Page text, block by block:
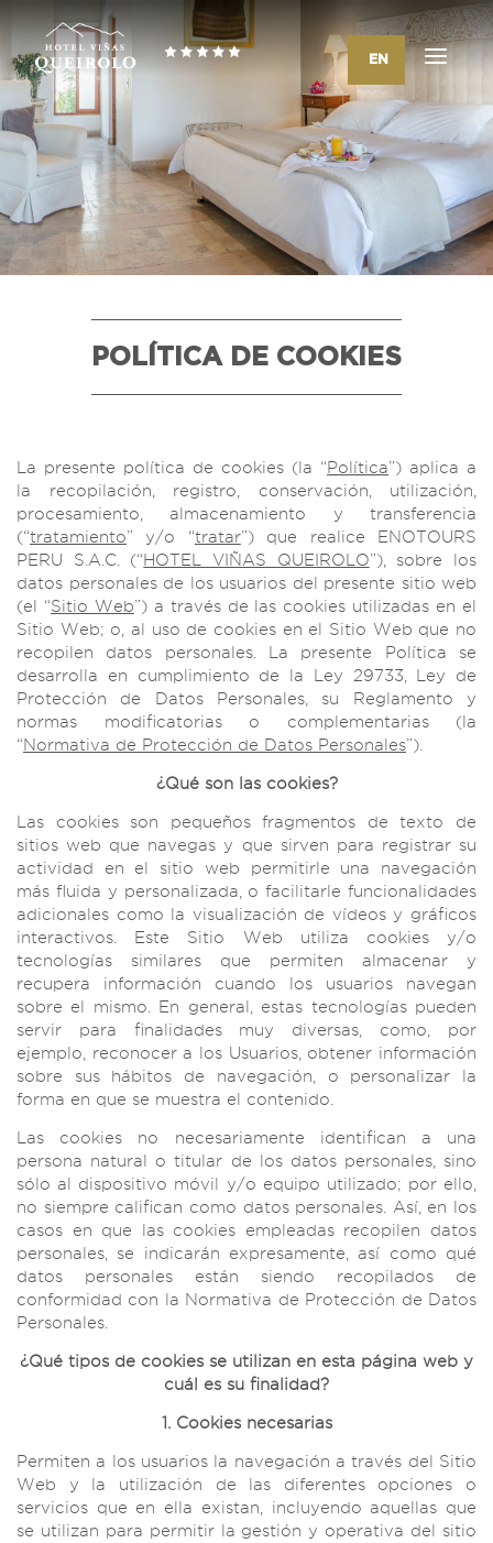
EN
POLÍTICA DE COOKIES
La presente política de cookies (la “Política”) aplica a
la recopilación, registro, conservación, utilización,
procesamiento, almacenamiento y transferencia
(“tratamiento” y/o “tratar”) que realice ENOTOURS
PERU S.A.C. (“HOTEL VIÑAS QUEIROLO”), sobre los
datos personales de los usuarios del presente sitio web
(el “Sitio Web”) a través de las cookies utilizadas en el
Sitio Web; o, al uso de cookies en el Sitio Web que no
recopilen datos personales. La presente Política se
desarrolla en cumplimiento de la Ley 29733, Ley de
Protección de Datos Personales, su Reglamento y
normas modificatorias o complementarias (la
“Normativa de Protección de Datos Personales”).
¿Qué son las cookies?
Las cookies son pequeños fragmentos de texto de
sitios web que navegas y que sirven para registrar su
actividad en el sitio web permitirle una navegación
más fluida y personalizada, o facilitarle funcionalidades
adicionales como la visualización de vídeos y gráficos
interactivos. Este Sitio Web utiliza cookies y/o
tecnologías similares que permiten almacenar y
recupera información cuando los usuarios navegan
sobre el mismo. En general, estas tecnologías pueden
servir para finalidades muy diversas, como, por
ejemplo, reconocer a los Usuarios, obtener información
sobre sus hábitos de navegación, o personalizar la
forma en que se muestra el contenido.
Las cookies no necesariamente identifican a una
persona natural o titular de los datos personales, sino
sólo al dispositivo móvil y/o equipo utilizado; por ello,
no siempre califican como datos personales. Así, en los
casos en que las cookies empleadas recopilen datos
personales, se indicarán expresamente, así como qué
datos personales están siendo recopilados de
conformidad con la Normativa de Protección de Datos
Personales.
¿Qué tipos de cookies se utilizan en esta página web y
cuál es su finalidad?
1. Cookies necesarias
Permiten a los usuarios la navegación a través del Sitio
Web y la utilización de las diferentes opciones o
servicios que en ella existan, incluyendo aquellas que
se utilizan para permitir la gestión y operativa del sitio